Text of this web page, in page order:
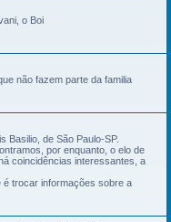
o Boi
não fazem parte da familia
Basilio, de São Paulo-SP.
por enquanto, o elo de
coincidências interessantes, a
é trocar informações sobre a